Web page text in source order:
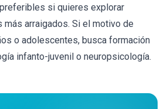
si quieres explorar
más arraigados. Si el motivo de
o adolescentes, busca formación
infanto-juvenil o neuropsicología.